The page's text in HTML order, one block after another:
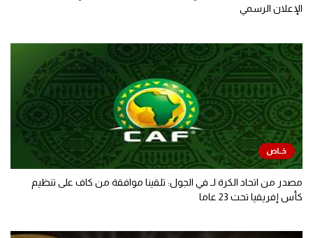
الإعلان الرسمي
مصدر من اتحاد الكرة لـ في الجول: تلقينا موافقة من كاف على تنظيم
كأس إفريقيا تحت 23 عاما